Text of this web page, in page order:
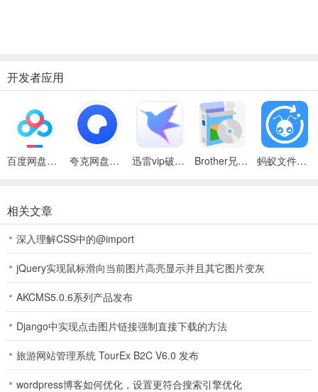
开发者应用
百度网盘绿色免安装Pc电脑版 夸克网盘官方正式版 迅雷vip破解版永久会员2024版 Brother兄弟 MFC-8480DN多功能一体机ISIS驱动 蚂蚁文件（数据恢复大师）
相关文章
深入理解CSS中的@import
jQuery实现鼠标滑向当前图片高亮显示并且其它图片变灰
AKCMS5.0.6系列产品发布
Django中实现点击图片链接强制直接下载的方法
旅游网站管理系统 TourEx B2C V6.0 发布
wordpress博客如何优化，设置更符合搜索引擎优化